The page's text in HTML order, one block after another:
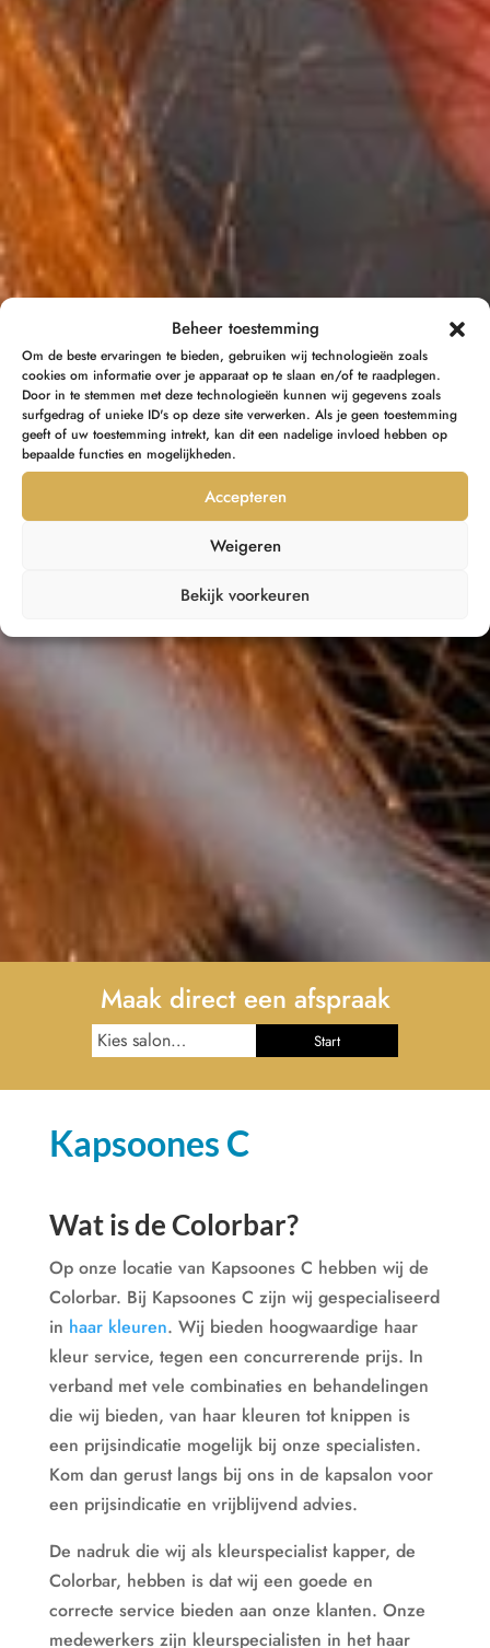
Beheer toestemming
Om de beste ervaringen te bieden, gebruiken wij technologieën zoals
cookies om informatie over je apparaat op te slaan en/of te raadplegen.
Door in te stemmen met deze technologieën kunnen wij gegevens zoals
surfgedrag of unieke ID's op deze site verwerken. Als je geen toestemming
geeft of uw toestemming intrekt, kan dit een nadelige invloed hebben op
bepaalde functies en mogelijkheden.
Accepteren
Weigeren
Bekijk voorkeuren
Maak direct een afspraak
Start
Kapsoones C
Wat is de Colorbar?
Op onze locatie van Kapsoones C hebben wij de
Colorbar. Bij Kapsoones C zijn wij gespecialiseerd
in haar kleuren. Wij bieden hoogwaardige haar
kleur service, tegen een concurrerende prijs. In
verband met vele combinaties en behandelingen
die wij bieden, van haar kleuren tot knippen is
een prijsindicatie mogelijk bij onze specialisten.
Kom dan gerust langs bij ons in de kapsalon voor
een prijsindicatie en vrijblijvend advies.
De nadruk die wij als kleurspecialist kapper, de
Colorbar, hebben is dat wij een goede en
correcte service bieden aan onze klanten. Onze
medewerkers zijn kleurspecialisten in het haar